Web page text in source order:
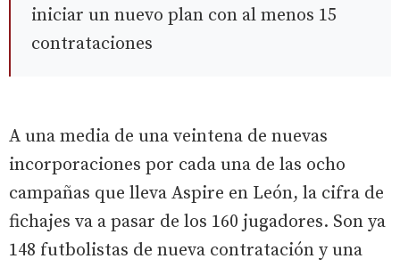
iniciar un nuevo plan con al menos 15
contrataciones
A una media de una veintena de nuevas
incorporaciones por cada una de las ocho
campañas que lleva Aspire en León, la cifra de
fichajes va a pasar de los 160 jugadores. Son ya
148 futbolistas de nueva contratación y una